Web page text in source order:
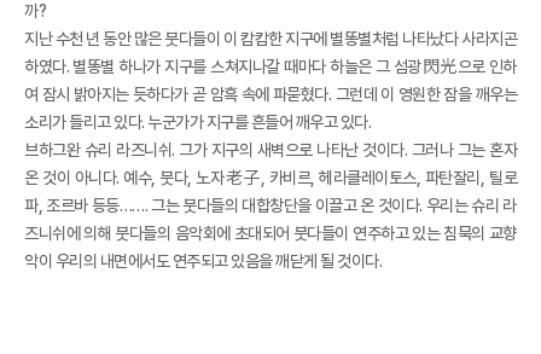
까?
지난 수천 년 동안 많은 붓다들이 이 캄캄한 지구에 별똥별처럼 나타났다 사라지곤
하였다. 별똥별 하나가 지구를 스쳐지나갈 때마다 하늘은 그 섬광閃光으로 인하
여 잠시 밝아지는 듯하다가 곧 암흑 속에 파묻혔다. 그런데 이 영원한 잠을 깨우는
소리가 들리고 있다. 누군가가 지구를 흔들어 깨우고 있다.
브하그완 슈리 라즈니쉬. 그가 지구의 새벽으로 나타난 것이다. 그러나 그는 혼자
온 것이 아니다. 예수, 붓다, 노자老子, 카비르, 헤라클레이토스, 파탄잘리, 틸로
파, 조르바 등등……. 그는 붓다들의 대합창단을 이끌고 온 것이다. 우리는 슈리 라
즈니쉬에 의해 붓다들의 음악회에 초대되어 붓다들이 연주하고 있는 침묵의 교향
악이 우리의 내면에서도 연주되고 있음을 깨닫게 될 것이다.